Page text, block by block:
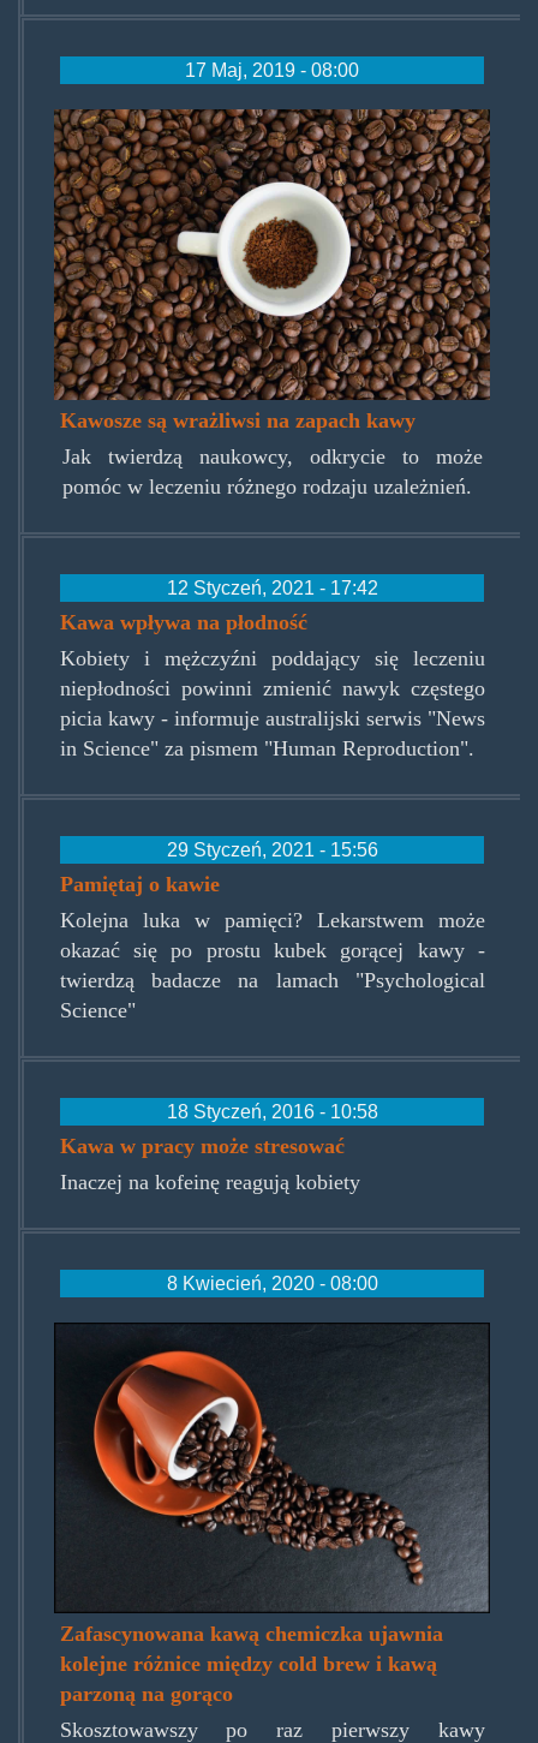
17 Maj, 2019 - 08:00
coffeebasic.jpg
Kawosze są wrażliwsi na zapach kawy
Jak twierdzą naukowcy, odkrycie to może
pomóc w leczeniu różnego rodzaju uzależnień.
12 Styczeń, 2021 - 17:42
Kawa wpływa na płodność
Kobiety i mężczyźni poddający się leczeniu
niepłodności powinni zmienić nawyk częstego
picia kawy - informuje australijski serwis "News
in Science" za pismem "Human Reproduction".
29 Styczeń, 2021 - 15:56
Pamiętaj o kawie
Kolejna luka w pamięci? Lekarstwem może
okazać się po prostu kubek gorącej kawy -
twierdzą badacze na lamach "Psychological
Science"
18 Styczeń, 2016 - 10:58
Kawa w pracy może stresować
Inaczej na kofeinę reagują kobiety
8 Kwiecień, 2020 - 08:00
kawusia.jpg
Zafascynowana kawą chemiczka ujawnia
kolejne różnice między cold brew i kawą
parzoną na gorąco
Skosztowawszy po raz pierwszy kawy